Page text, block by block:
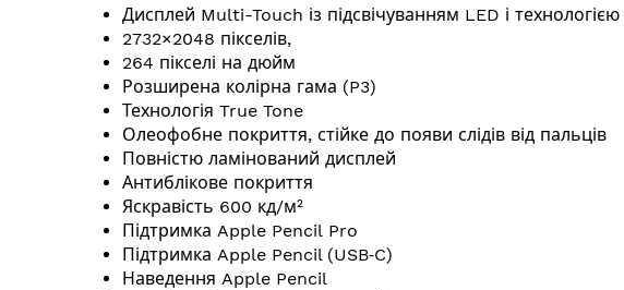
Дисплей Multi-Touch із підсвічуванням LED і технологією
2732×2048 пікселів,
264 пікселі на дюйм
Розширена колірна гама (P3)
Технологія True Tone
Олеофобне покриття, стійке до появи слідів від пальців
Повністю ламінований дисплей
Антиблікове покриття
Яскравість 600 кд/⁠м²
Підтримка Apple Pencil Pro
Підтримка Apple Pencil (USB‑C)
Наведення Apple Pencil